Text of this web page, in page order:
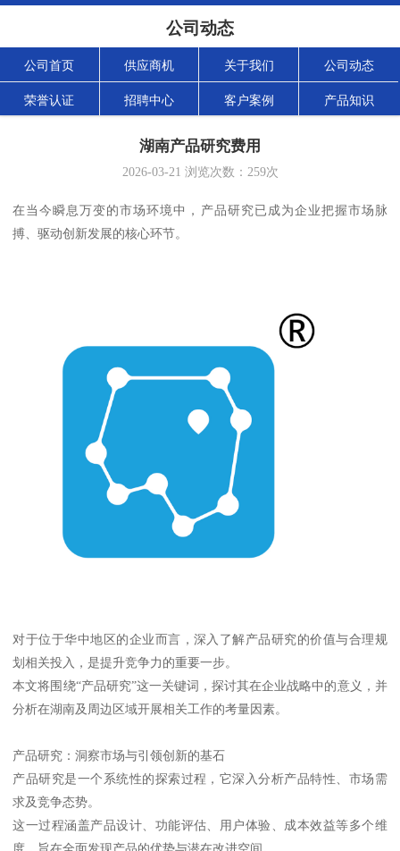
公司动态
公司首页 供应商机 关于我们 公司动态
荣誉认证 招聘中心 客户案例 产品知识
湖南产品研究费用
2026-03-21 浏览次数： 259次
在当今瞬息万变的市场环境中，产品研究已成为企业把握市场脉
搏、驱动创新发展的核心环节。
对于位于华中地区的企业而言，深入了解产品研究的价值与合理规
划相关投入，是提升竞争力的重要一步。
本文将围绕“产品研究”这一关键词，探讨其在企业战略中的意义，并
分析在湖南及周边区域开展相关工作的考量因素。
产品研究：洞察市场与引领创新的基石
产品研究是一个系统性的探索过程，它深入分析产品特性、市场需
求及竞争态势。
这一过程涵盖产品设计、功能评估、用户体验、成本效益等多个维
度，旨在全面发现产品的优势与潜在改进空间。